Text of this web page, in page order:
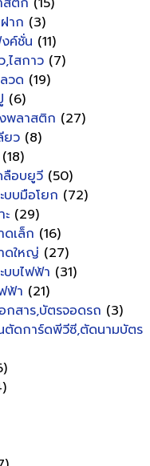
าก (3)
ค์ชั่น (11)
,ไสกาว (7)
วด (19)
(6)
พลาสติก (27)
ยว (8)
(18)
ลือบยูวี (50)
บบมือโยก (72)
ะ (29)
ดเล็ก (16)
ดใหญ่ (27)
บบไฟฟ้า (31)
ฟ้า (21)
กสาร,บัตรจอดรถ (3)
ตัดการ์ดพีวีซี,ตัดนามบัตร